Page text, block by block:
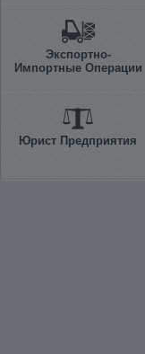
Экспортно-
Импортные Операции
Юрист Предприятия